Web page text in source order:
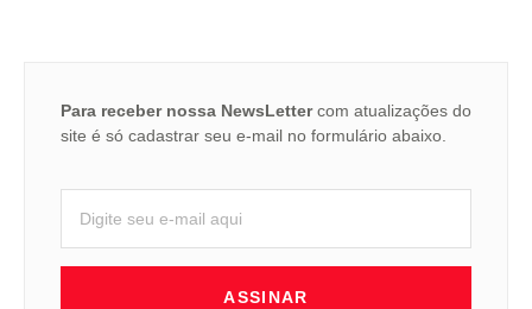
Para receber nossa NewsLettercom atualizações do
site é só cadastrar seu e-mail no formulário abaixo.
ASSINAR